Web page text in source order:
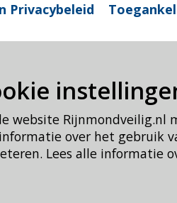
website Rijnmondveilig.nl
over het gebruik
Lees alle informatie
Privacybeleid